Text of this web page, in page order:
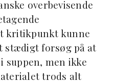
overbevisende
kritikpunkt kunne
stædigt forsøg på at
suppen, men ikke
trods alt